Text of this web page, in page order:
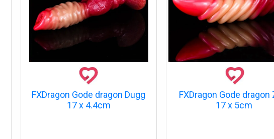
FXDragon Gode dragon Dugg
17 x 4.4cm
FXDragon Gode dragon
17 x 5cm